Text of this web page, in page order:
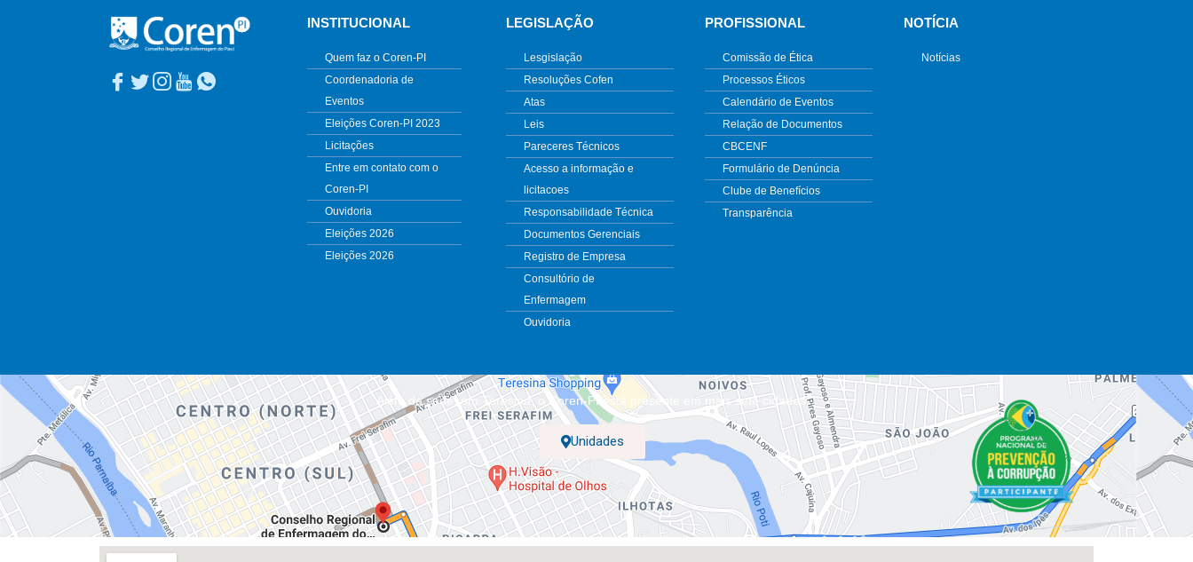
INSTITUCIONAL
Quem faz o Coren-PI
Coordenadoria de
Eventos
Eleições Coren-PI 2023
Licitações
Entre em contato com o
Coren-PI
Ouvidoria
Eleições 2026
Eleições 2026
LEGISLAÇÃO
Lesgislação
Resoluções Cofen
Atas
Leis
Pareceres Técnicos
Acesso a informação e
licitacoes
Responsabilidade Técnica
Documentos Gerenciais
Registro de Empresa
Consultório de
Enfermagem
Ouvidoria
PROFISSIONAL
Comissão de Ética
Processos Éticos
Calendário de Eventos
Relação de Documentos
CBCENF
Formulário de Denúncia
Clube de Benefícios
Transparência
NOTÍCIA
Notícias
Além da sede, em Teresina, o Coren-PI está presente em mais sete cidades.
Unidades